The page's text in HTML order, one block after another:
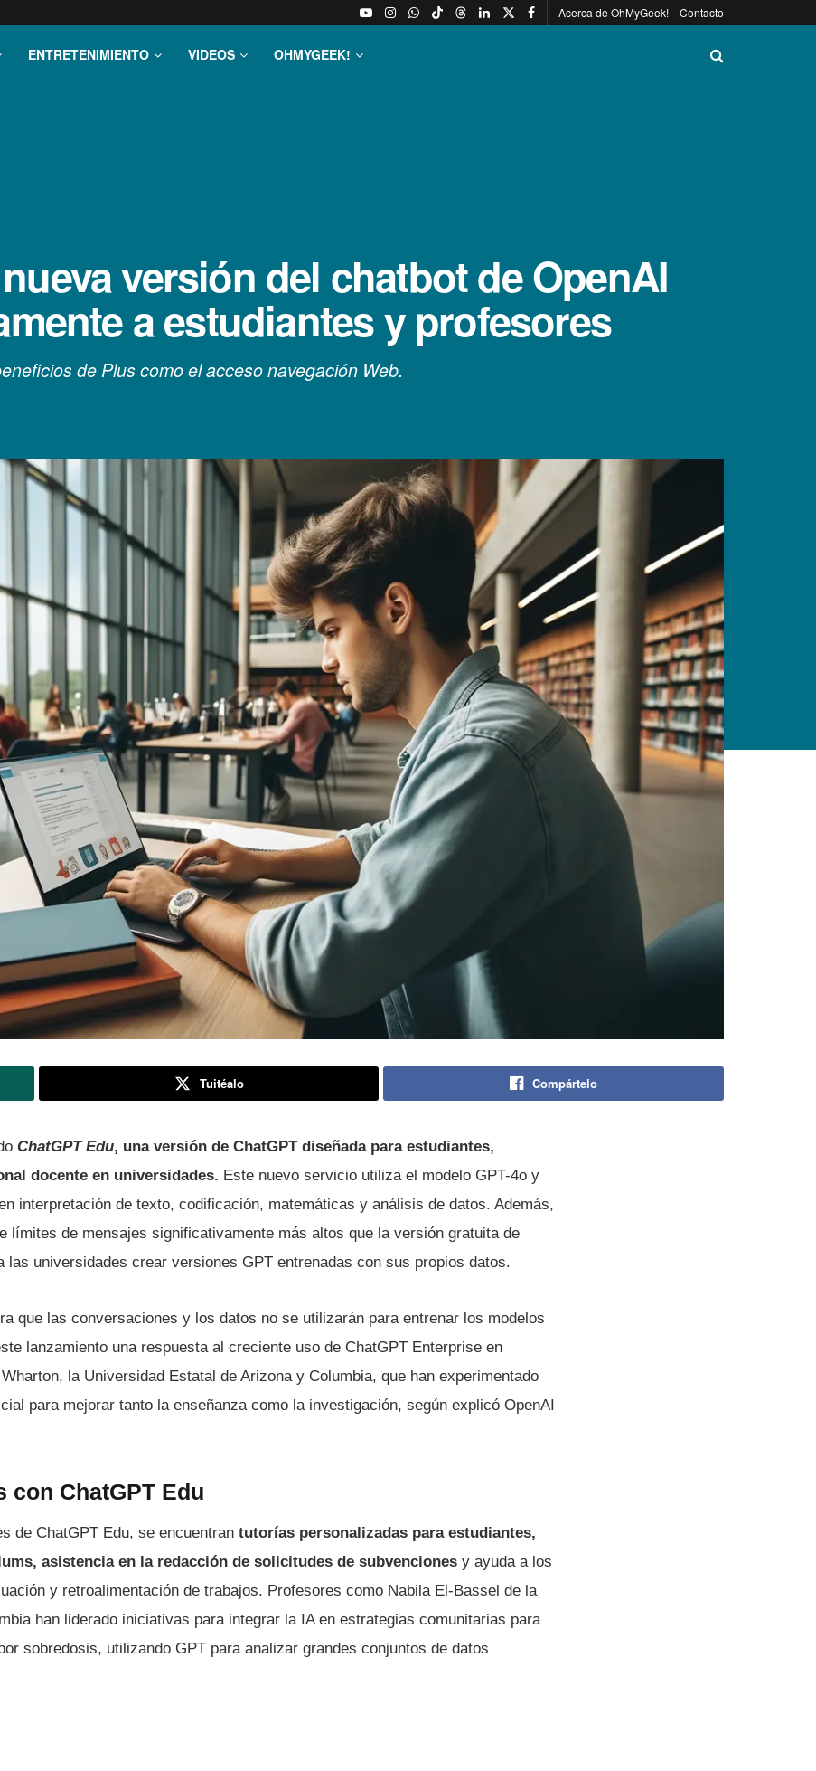
Acerca de OhMyGeek! Contacto
ENTRETENIMIENTO VIDEOS OHMYGEEK!
versión del chatbot de OpenAI
a estudiantes y profesores
de Plus como el acceso navegación Web.
Tuitéalo Compártelo
ChatGPT Edu, una versión de ChatGPT diseñada para estudiantes,
docente en universidades. Este nuevo servicio utiliza el modelo GPT-4o y
interpretación de texto, codificación, matemáticas y análisis de datos. Además,
límites de mensajes significativamente más altos que la versión gratuita de
las universidades crear versiones GPT entrenadas con sus propios datos.
que las conversaciones y los datos no se utilizarán para entrenar los modelos
lanzamiento una respuesta al creciente uso de ChatGPT Enterprise en
la Universidad Estatal de Arizona y Columbia, que han experimentado
para mejorar tanto la enseñanza como la investigación, según explicó OpenAI
con ChatGPT Edu
de ChatGPT Edu, se encuentran tutorías personalizadas para estudiantes,
asistencia en la redacción de solicitudes de subvenciones y ayuda a los
y retroalimentación de trabajos. Profesores como Nabila El-Bassel de la
han liderado iniciativas para integrar la IA en estrategias comunitarias para
sobredosis, utilizando GPT para analizar grandes conjuntos de datos